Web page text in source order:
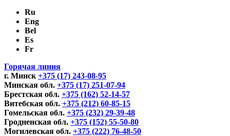
Ru
Eng
Bel
Es
Fr
Горячая линия
г. Минск +375 (17) 243-08-95
Минская обл. +375 (17) 251-07-94
Брестская обл. +375 (162) 52-14-57
Витебская обл. +375 (212) 60-85-15
Гомельская обл. +375 (232) 29-39-48
Гродненская обл. +375 (152) 55-50-80
Могилевская обл. +375 (222) 76-48-50